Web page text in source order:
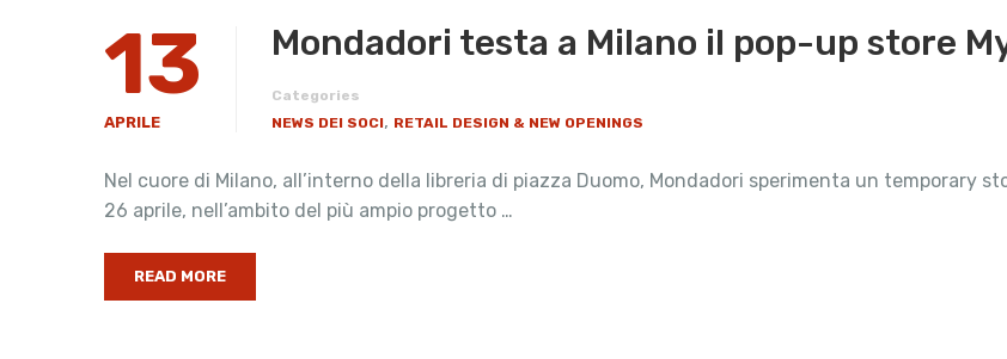
13
APRILE
Mondadori testa a Milano il pop-up store
Categories
NEWS DEI SOCI, RETAIL DESIGN & NEW OPENINGS
Nel cuore di Milano, all’interno della libreria di piazza Duomo, Mondadori sperimenta un temporary
26 aprile, nell’ambito del più ampio progetto …
READ MORE